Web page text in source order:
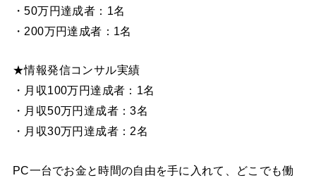
・50万円達成者：1名
・200万円達成者：1名
★情報発信コンサル実績
・月収100万円達成者：1名
・月収50万円達成者：3名
・月収30万円達成者：2名
PC一台でお金と時間の自由を手に入れて、どこでも働